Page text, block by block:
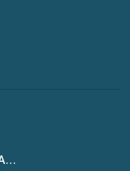
CLEBER RAMOS E O SERTAO CABOCLO